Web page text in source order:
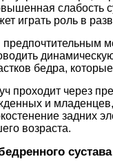
слабость
играть роль в
бедра,
проходит через
и
задних
возраста.
сустава